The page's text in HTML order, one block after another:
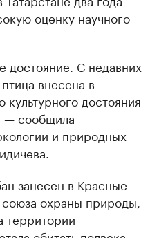
оценку научного
достояние. С недавних
внесена в
культурного достояния
— сообщила
и природных
занесен в Красные
охраны природы,
территории